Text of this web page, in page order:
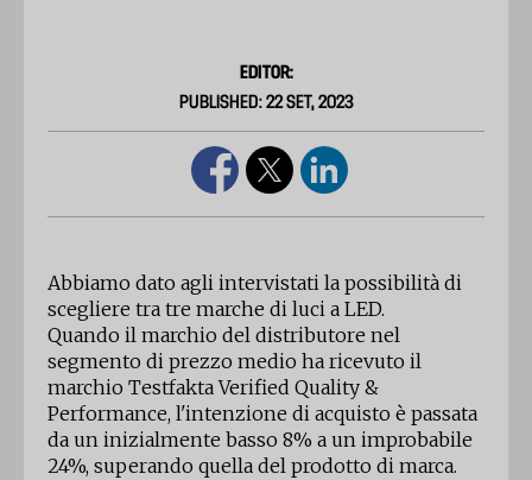
EDITOR:
PUBLISHED: 22 SET, 2023
Abbiamo dato agli intervistati la possibilità di
scegliere tra tre marche di luci a LED.
Quando il marchio del distributore nel
segmento di prezzo medio ha ricevuto il
marchio Testfakta Verified Quality &
Performance, l'intenzione di acquisto è passata
da un inizialmente basso 8% a un improbabile
24%, superando quella del prodotto di marca.